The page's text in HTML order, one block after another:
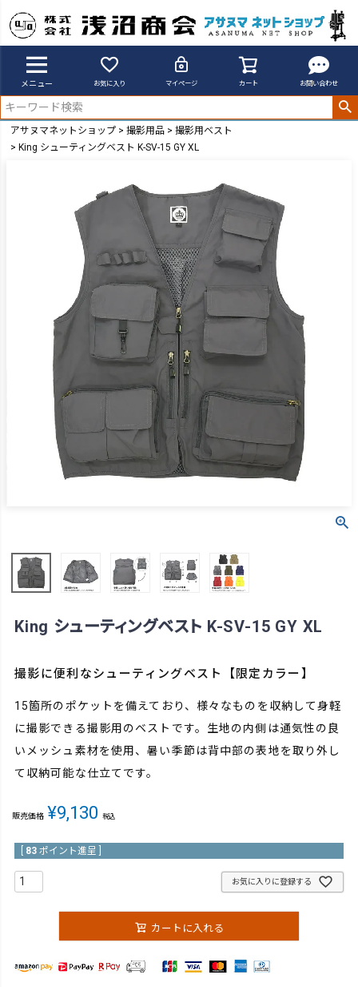
メニュー お気に入り マイページ カート お問い合わせ
アサヌマネットショップ 撮影用品
撮影用ベスト
King シューティングベスト K-SV-15 GY XL
King シューティングベスト K-SV-15 GY XL
撮影に便利なシューティングベスト【限定カラー】
15箇所のポケットを備えており、様々なものを収納して身軽
に撮影できる撮影用のベストです。生地の内側は通気性の良
いメッシュ素材を使用、暑い季節は背中部の表地を取り外し
て収納可能な仕立てです。
販売価格 ¥9,130 税込
83 ポイント進呈 ]
お気に入りに登録する
カートに入れる